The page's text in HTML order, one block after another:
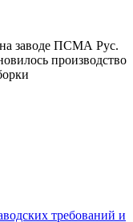
на заводе ПСМА Рус.
производство
требований и